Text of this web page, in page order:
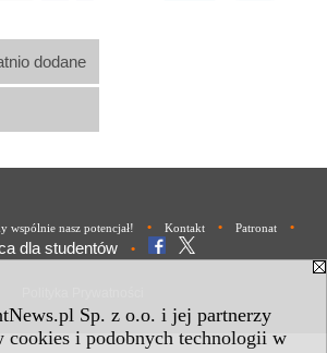
Sp. z o.o. i jej partnerzy
cookies i podobnych technologii w
dodane
wspólnie nasz potencjał! • Kontakt • Patronat •
dla studentów •